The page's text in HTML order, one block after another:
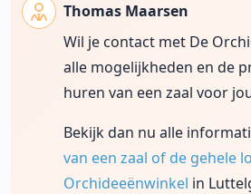
Thomas Maarsen
Wil je contact met De
alle mogelijkheden en de
huren van een zaal voor
Bekijk dan nu alle
van een zaal of de gehele
Orchideeënwinkel in